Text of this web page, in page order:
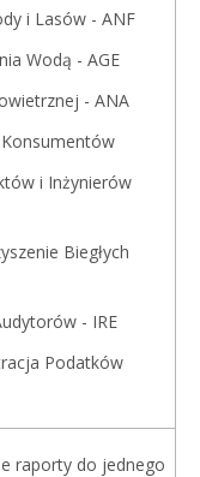
i Lasów - ANF
Wodą - AGE
- ANA
i Inżynierów
Biegłych
- IRE
Podatków
raporty do jednego